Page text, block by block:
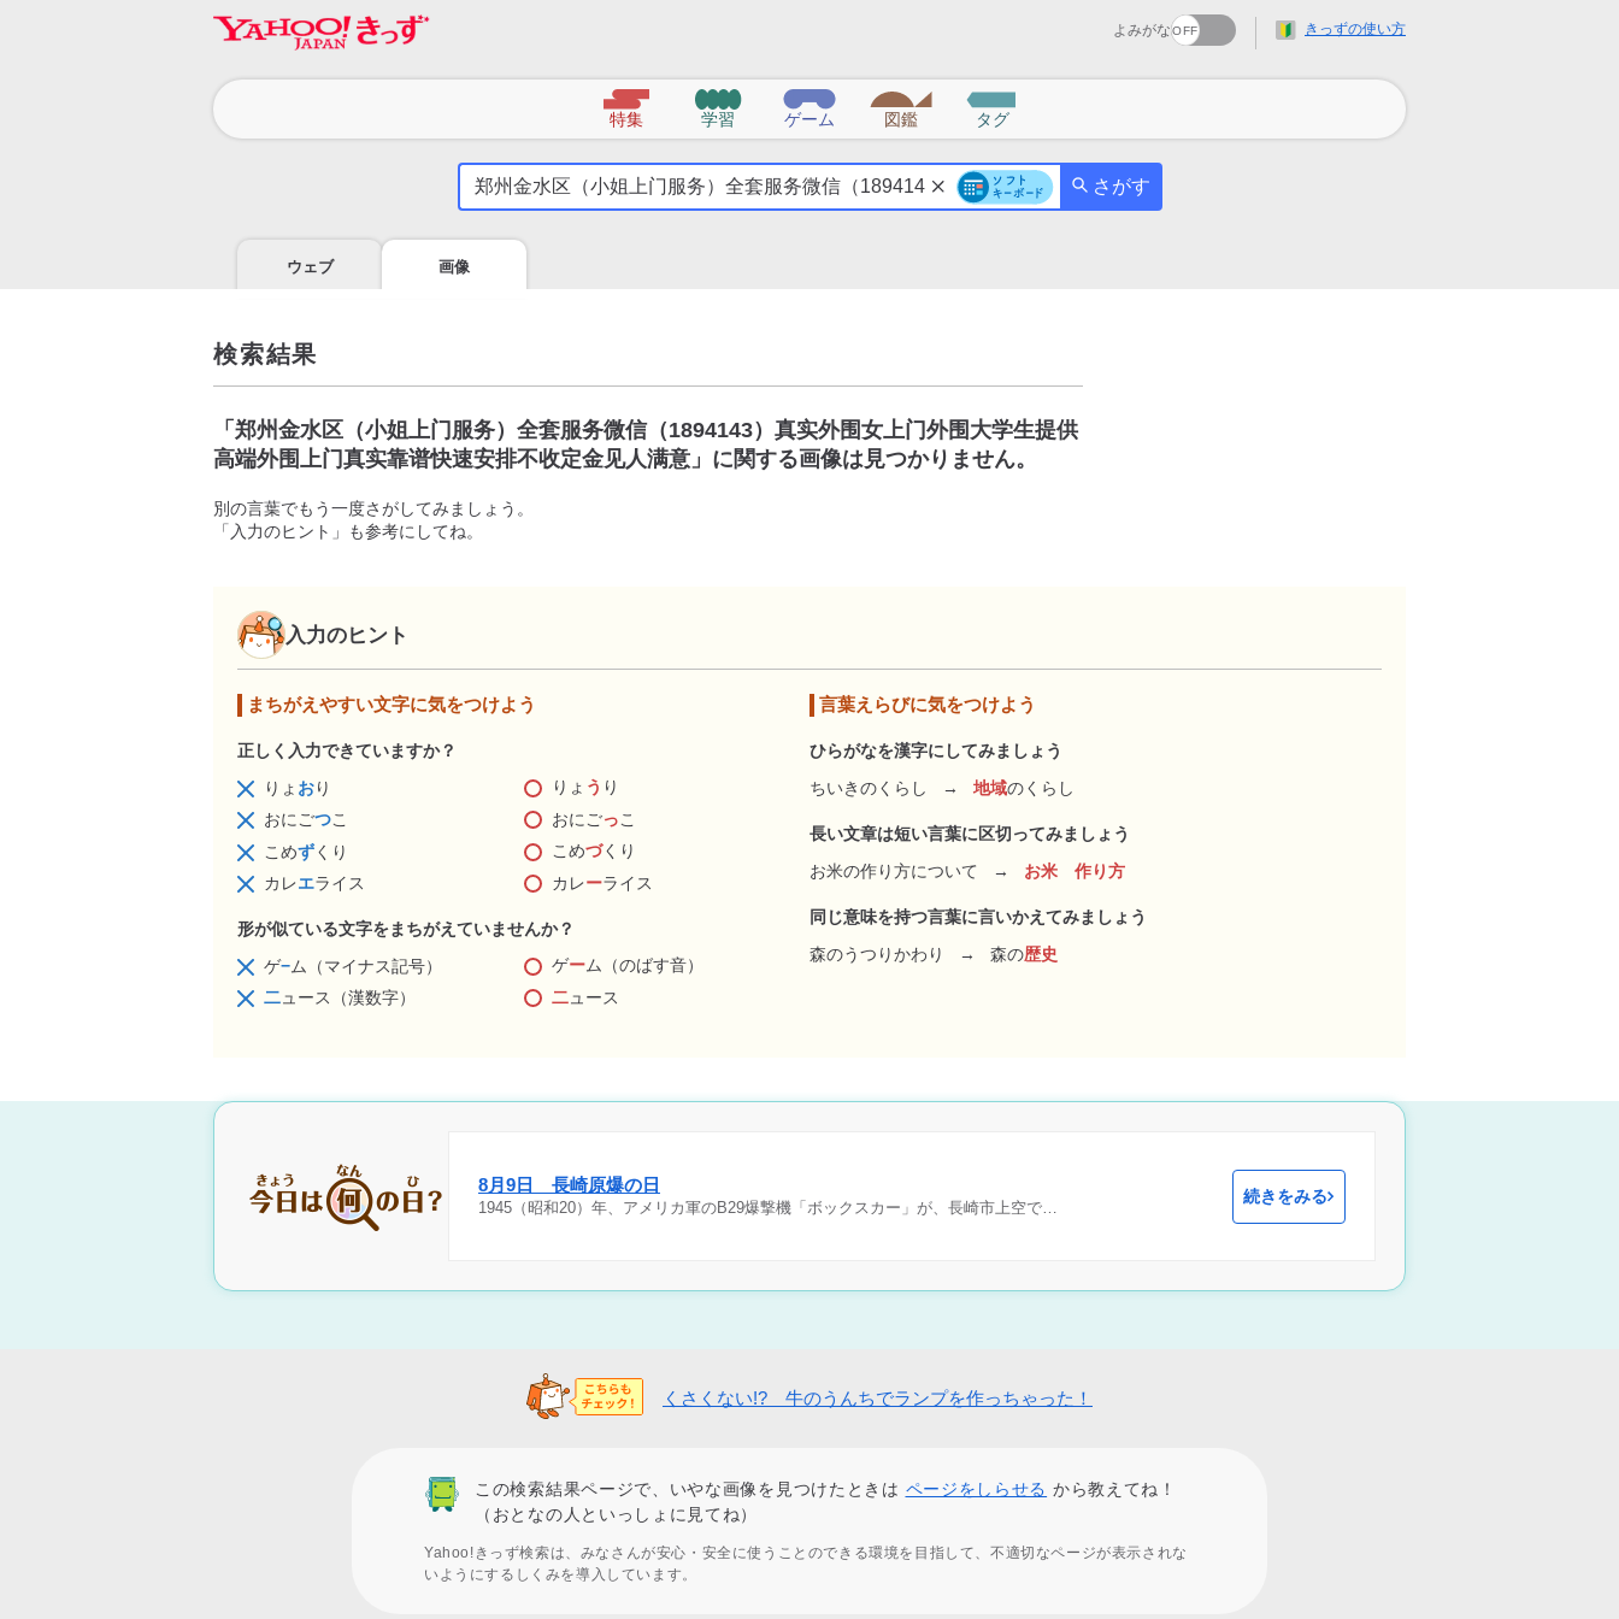
よみがな きっずの使い方
特集 学習 ゲーム 図鑑 タグ
気
に
こ
う
さがす
ウェブ 画像
検索結果
「 郑州金水区（小姐上门服务）全套服务微信（1894143）真实外围女上门外围大学生提供
高端外围上门真实靠谱快速安排不收定金见人满意 」に関する画像は見つかりません。
別の言葉でもう一度さがしてみましょう。
「入力のヒント」も参考にしてね。
入力のヒント
まちがえやすい文字に気をつけよう
正しく入力できていますか？
りょ おり りょ う り
おにごつこ おにごっこ
こめずくり こめづくり
カレエライス カレーライス
形が似ている文字をまちがえていませんか？
ゲ−ム（マイナス記号） ゲーム（のばす音）
二ュース（漢数字） 二ュース
言葉えらびに気をつけよう
ひらがなを漢字にしてみましょう
ちいきのくらし
→ 地域のくらし
長い文章は短い言葉に区切ってみましょう
お米の作り方について
→ お米 作り方
同じ意味を持つ言葉に言いかえてみましょう
森のうつりかわり
→ 森の歴史
8月9日 長崎原爆の日
1945（昭和20）年、アメリカ軍のB29爆撃機「ボックスカー」が、長崎市上空で…
続きをみる
くさくない!? 牛のうんちでランプを作っちゃった！
この検索結果ページで、いやな画像を見つけたときは ページをしらせる から教えてね！
（おとなの人といっしょに見てね）
Yahoo!きっず検索は、みなさんが安心・安全に使うことのできる環境を目指して、不適切なページが表示されな
いようにするしくみを導入しています。